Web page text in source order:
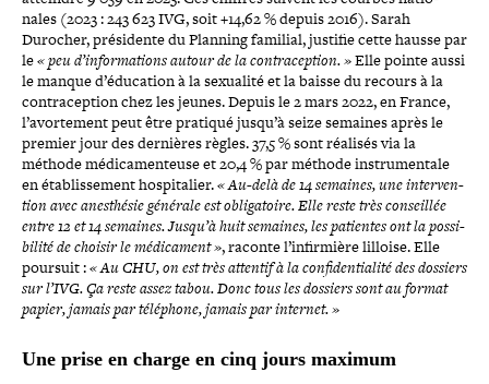
nales (2023 : 243 623 IVG, soit +14,62 % depuis 2016). Sarah
Durocher, pré­si­dente du Planning familial, justifie cette hausse par
le« peu d’informations autour de la contra­cep­tion. »Elle pointe aussi
le manque d’éducation à la sexualité et la baisse du recours à la
contra­cep­tion chez les jeunes. Depuis le 2 mars 2022, en France,
l’avortement peut être pratiqué jusqu’à seize semaines après le
premier jour des dernières règles. 37,5 % sont réalisés via la
méthode médi­ca­men­teuse et 20,4 % par méthode ins­tru­men­tale
en éta­blis­se­ment hos­pi­ta­lier.« Au-​delà de 14 semaines, une inter­ven­
tion avec anes­thé­sie générale est obli­ga­toire. Elle reste très conseillée
entre 12 et 14 semaines. Jusqu’à huit semaines, les patientes ont la pos­si­
bi­lité de choisir le médi­ca­ment », raconte l’infirmière lilloise. Elle
poursuit :« Au CHU, on est très attentif à la confi­den­tia­lité des dossiers
sur l’IVG. Ça reste assez tabou. Donc tous les dossiers sont au format
papier, jamais par téléphone, jamais par internet. »
Une prise en charge en cinq jours maximum